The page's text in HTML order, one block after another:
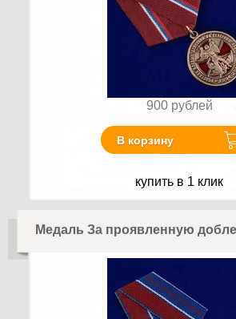
900 рублей
В корзину
купить в 1 клик
Медаль За проявленную